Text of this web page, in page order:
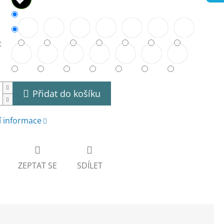
Přidat do košíku
informace
ZEPTAT SE SDÍLET